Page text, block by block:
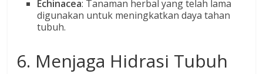
Echinacea: Tanaman herbal yang telah lama
digunakan untuk meningkatkan daya tahan
tubuh.
6. Menjaga Hidrasi Tubuh